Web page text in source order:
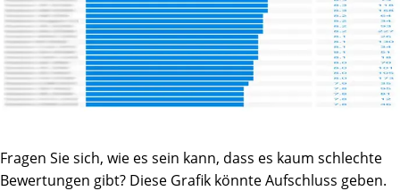
Fragen Sie sich, wie es sein kann, dass es kaum schlechte
Bewertungen gibt? Diese Grafik könnte Aufschluss geben.